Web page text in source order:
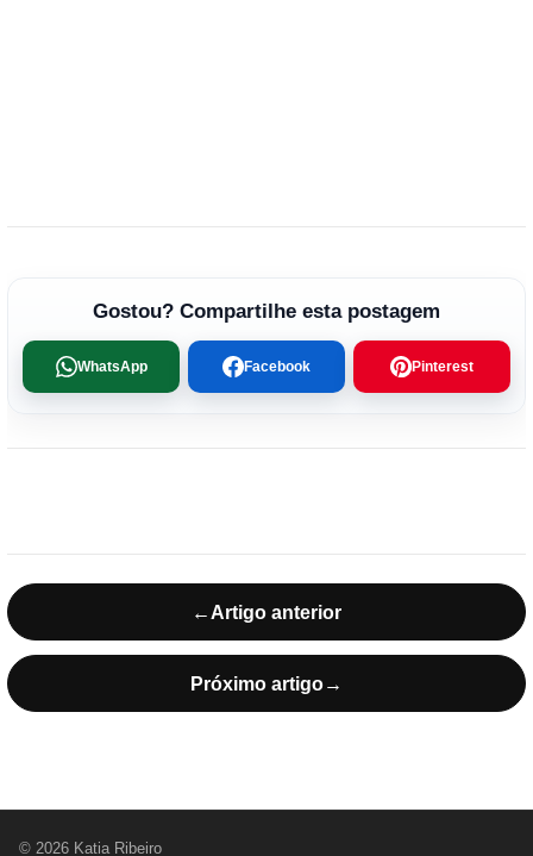
Gostou? Compartilhe esta postagem
WhatsApp Facebook Pinterest
← Artigo anterior
Próximo artigo→
© 2026 Katia Ribeiro